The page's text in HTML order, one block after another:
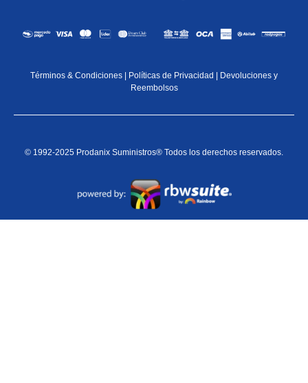
Términos & Condiciones Políticas de Privacidad
Devoluciones y
Reembolsos
© 1992-2025 Prodanix Suministros® Todos los derechos reservados.